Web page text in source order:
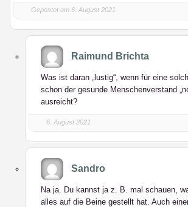
Gepostet am 6. August 2021
Raimund Brichta
Was ist daran „lustig“, wenn für eine
schon der gesunde Menschenverstand
ausreicht?
6. August 2021
Sandro
Na ja. Du kannst ja z. B. mal schauen,
alles auf die Beine gestellt hat. Auch